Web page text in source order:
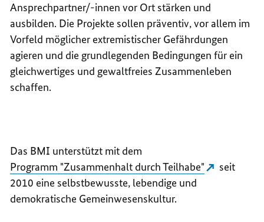
Ansprechpartner/-innen vor Ort stärken und
ausbilden. Die Projekte sollen präventiv, vor allem im
Vorfeld möglicher extremistischer Gefährdungen
agieren und die grundlegenden Bedingungen für ein
gleichwertiges und gewaltfreies Zusammenleben
schaffen.
Das BMI unterstützt mit dem
Programm "Zusammenhalt durch Teilhabe"
seit
2010 eine selbstbewusste, lebendige und
demokratische Gemeinwesenskultur.